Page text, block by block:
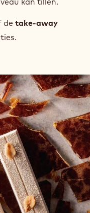
hoe je, met
prachtige
desserts,
kanpimpenen
kan tillen.
detake-away